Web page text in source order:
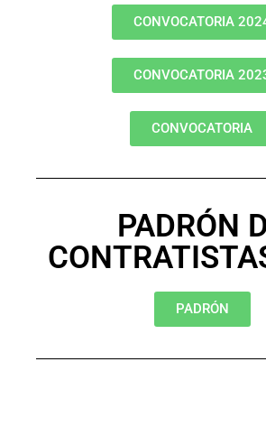
CONVOCATORIA
CONVOCATORIA
CONVOCATORIA
PADRÓN
PADRÓN